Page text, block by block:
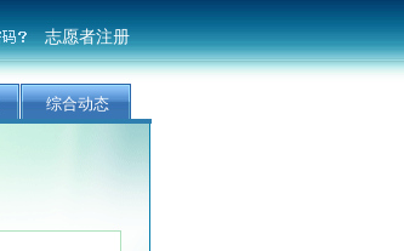
志愿者注册
综合动态